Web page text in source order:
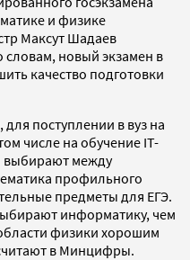
и физике
Максут Шадаев
словам, новый экзамен в
качество подготовки
поступлении в вуз на
числе на обучение IT-
выбирают между
профильного
предметы для ЕГЭ.
информатику, чем
физики хорошим
в Минцифры.